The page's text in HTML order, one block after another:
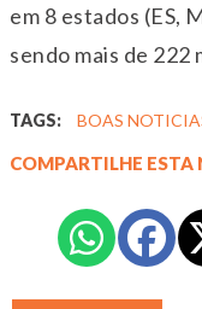
em 8 estados (ES,
sendo mais de 222
TAGS: BOAS
COMPARTILHE ESTA